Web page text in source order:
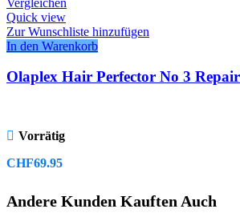
Quick view
Zur Wunschliste hinzufügen
In den Warenkorb
Olaplex Hair Perfector No 3
Vorrätig
CHF69.95
Andere Kunden Kauften Auch